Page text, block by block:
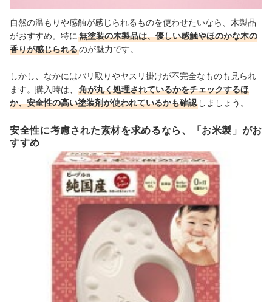
自然の温もりや感触が感じられるものを使わせたいなら、木製品
がおすすめ。特に 無塗装の木製品は、優しい感触やほのかな木の
香りが感じられるのが魅力です。
しかし、なかにはバリ取りやヤスリ掛けが不完全なものも見られ
ます。購入時は、
角が丸く処理されているかをチェックするほ
か、安全性の高い塗装剤が使われているかも確認 しましょう。
安全性に考慮された素材を求めるなら、「お米製」がお
すすめ